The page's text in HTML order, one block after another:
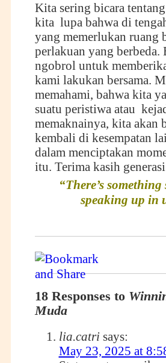
Kita sering bicara
kita lupa bahwa di
yang memerlukan ruang
perlakuan yang berbeda.
ngobrol untuk
kami lakukan bersama.
memahami, bahwa kita
suatu peristiwa atau
memaknainya, kita akan
kembali di kesempatan
dalam menciptakan
itu. Terima kasih
“There’s
speaking up in
18 Responses to
Muda
lia.catri says:
May 23, 2025 at